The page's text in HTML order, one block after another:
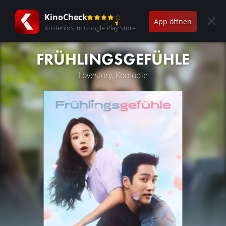
KinoCheck
Kostenlos im Google Play Store
App öffnen
FRÜHLINGSGEFÜHLE
Lovestory, Komödie